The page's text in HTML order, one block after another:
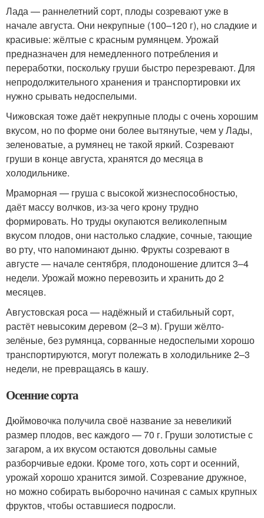
Лада — раннелетний сорт, плоды созревают уже в
начале августа. Они некрупные (100–120 г), но сладкие и
красивые: жёлтые с красным румянцем. Урожай
предназначен для немедленного потребления и
переработки, поскольку груши быстро перезревают. Для
непродолжительного хранения и транспортировки их
нужно срывать недоспелыми.
Чижовская тоже даёт некрупные плоды с очень хорошим
вкусом, но по форме они более вытянутые, чем у Лады,
зеленоватые, а румянец не такой яркий. Созревают
груши в конце августа, хранятся до месяца в
холодильнике.
Мраморная — груша с высокой жизнеспособностью,
даёт массу волчков, из-за чего крону трудно
формировать. Но труды окупаются великолепным
вкусом плодов, они настолько сладкие, сочные, тающие
во рту, что напоминают дыню. Фрукты созревают в
августе — начале сентября, плодоношение длится 3–4
недели. Урожай можно перевозить и хранить до 2
месяцев.
Августовская роса — надёжный и стабильный сорт,
растёт невысоким деревом (2–3 м). Груши жёлто-
зелёные, без румянца, сорванные недоспелыми хорошо
транспортируются, могут полежать в холодильнике 2–3
недели, не превращаясь в кашу.
Осенние сорта
Дюймовочка получила своё название за невеликий
размер плодов, вес каждого — 70 г. Груши золотистые с
загаром, а их вкусом остаются довольны самые
разборчивые едоки. Кроме того, хоть сорт и осенний,
урожай хорошо хранится зимой. Созревание дружное,
но можно собирать выборочно начиная с самых крупных
фруктов, чтобы оставшиеся подросли.